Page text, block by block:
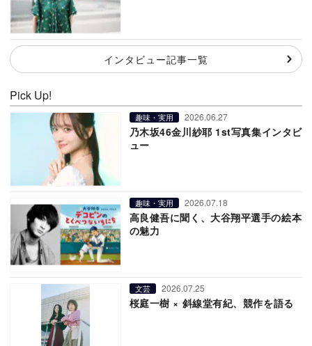
インタビュー記事一覧
Pick Up!
趣味・実用 2026.06.27
乃木坂46金川紗耶 1st写真集インタビ
ュー
趣味・実用 2026.07.18
高良健吾に聞く、大谷翔平選手の絵本
の魅力
文芸 2026.07.25
桜庭一樹 × 斜線堂有紀、競作を語る